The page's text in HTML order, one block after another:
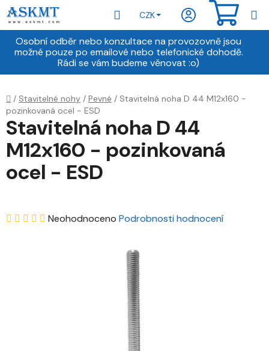
Přejít
na
obsah
Osobní odběr nebo konzultace na provozovně jsou
možné pouze po emailové nebo telefonické dohodě.
Rádi se vám budeme věnovat :o)
Hledat
CZK
Domů
/ Stavitelné nohy / Pevné / Stavitelná noha D 44 M12x160 -
pozinkovaná ocel - ESD
Stavitelná noha D 44
M12x160 - pozinkovaná
ocel - ESD
Průměrné
Neohodnoceno Podrobnosti hodnocení